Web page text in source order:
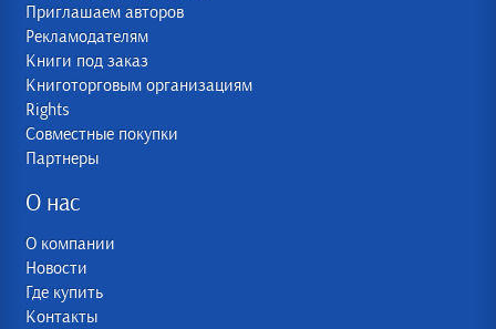
Приглашаем авторов
Рекламодателям
Книги под заказ
Книготорговым организациям
Rights
Совместные покупки
Партнеры
О нас
О компании
Новости
Где купить
Контакты